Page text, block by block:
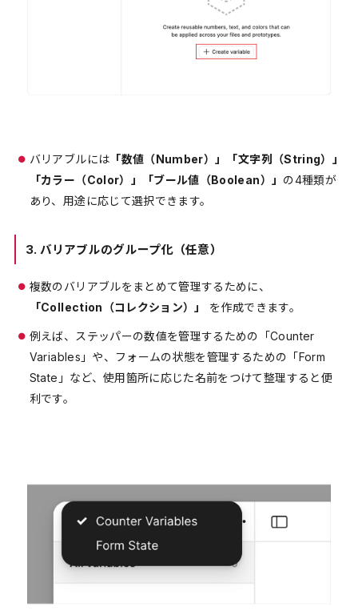
バリアブルには 「数値（Number）」「文字列（String）」
「カラー（Color）」「ブール値（Boolean）」 の4種類が
あり、用途に応じて選択できます。
3. バリアブルのグループ化（任意）
複数のバリアブルをまとめて管理するために、
「Collection（コレクション）」
を作成できます。
例えば、ステッパーの数値を管理するための「Counter
Variables」や、フォームの状態を管理するための「Form
State」など、使用箇所に応じた名前をつけて整理すると便
利です。